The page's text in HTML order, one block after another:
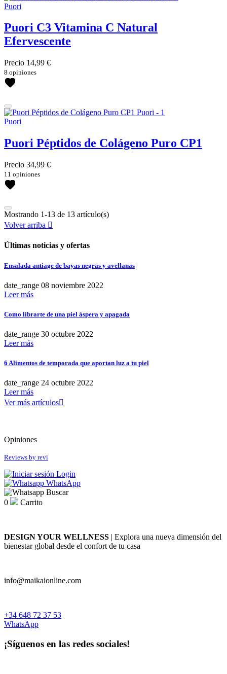
Puori
Puori C3 Vitamina C Natural
Efervescente
Precio 14,99 €
8 opiniones
Puori
Puori Péptidos de Colágeno Puro CP1
Precio 34,99 €
11 opiniones
Mostrando 1-13 de 13 artículo(s)
Volver arriba 
Marcas
Antipodes
BetterYou
Ere Perez
Henné Organics
Juice Beauty
Niyok
Odacité
OSKIA
Pandoo
Puori
Soleil Tourjours
Precio
Antiedad
Antioxidante
Iluminador
Últimas noticias y ofertas
Ensalada antiage de bayas negras y avellanas
date_range 08 noviembre 2022
Leer más
Como librarte de una piel áspera y apagada
date_range 30 octubre 2022
Leer más
6 Alimentos de temporada que aportan luz a tu piel
date_range 24 octubre 2022
Leer más
Ver más artículos
Opiniones
Reviews by revi
Login
WhatsApp
Buscar
0
Carrito
DESIGN YOUR WELLNESS | Explora una nueva dimensión del
bienestar global desde el confort de tu casa
info@maikaionline.com
+34 648 72 37 53
WhatsApp
¡Síguenos en las redes sociales!